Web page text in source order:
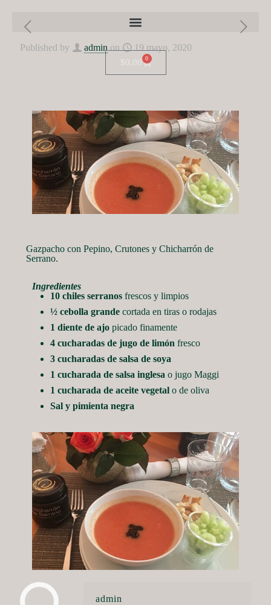
$0.00 0
Published by admin on 19 mayo, 2020
Gazpacho con Pepino, Crutones y Chicharrón de
Serrano.
Ingredientes
10 chiles serranos frescos y limpios
½ cebolla grande cortada en tiras o rodajas
1 diente de ajo picado finamente
4 cucharadas de jugo de limón fresco
3 cucharadas de salsa de soya
1 cucharada de salsa inglesa o jugo Maggi
1 cucharada de aceite vegetal o de oliva
Sal y pimienta negra
admin